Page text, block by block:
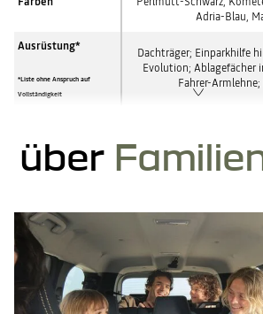
Adria-Blau,
Ausrüstung*
*Liste ohne Anspruch auf
Vollständigkeit
Dachträger; Einparkhilfe
Evolution; Ablagefächer
Fahrer-
über